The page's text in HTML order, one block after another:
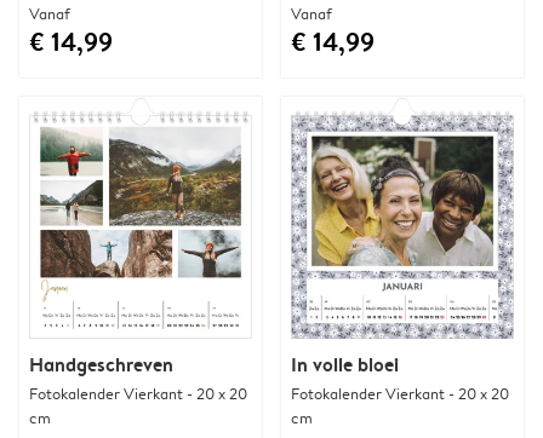
Vanaf
€ 14,99
Vanaf
€ 14,99
Handgeschreven
Fotokalender Vierkant - 20 x 20
cm
In volle bloei
Fotokalender Vierkant - 20 x 20
cm